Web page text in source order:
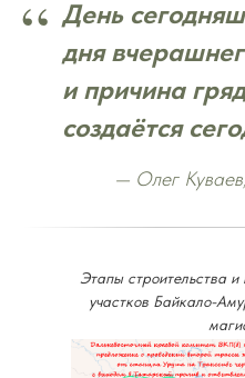
“ День
дня
и причина
создаётся
— Олег
Этапы строительства
участков Байкало-